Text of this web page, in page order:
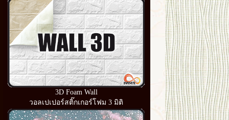
3D Foam Wall
วอลเปเปอร์สติ๊กเกอร์โฟม 3 มิติ